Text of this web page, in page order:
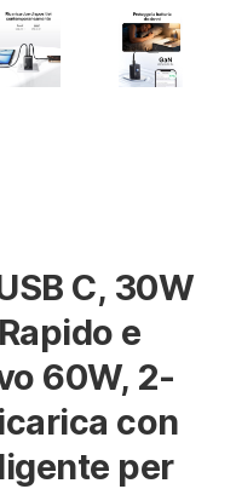
C, 30W
e
60W, 2-
con
per